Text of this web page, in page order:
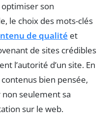
son
le choix des mots-clés
de qualité et
de sites crédibles
l’autorité d’un site. En
bien pensée,
seulement sa
sur le web.